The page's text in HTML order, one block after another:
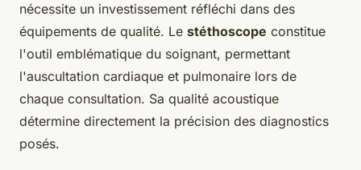
nécessite un investissement réfléchi dans des
équipements de qualité. Le stéthoscope constitue
l'outil emblématique du soignant, permettant
l'auscultation cardiaque et pulmonaire lors de
chaque consultation. Sa qualité acoustique
détermine directement la précision des diagnostics
posés.